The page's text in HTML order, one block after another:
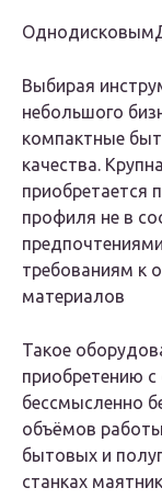
Выбирая
небольшого
компактные
качества.
приобретается
профиля не в
требованиям к
материалов
Такое
приобретению
бессмысленно
объёмов
бытовых и
станках